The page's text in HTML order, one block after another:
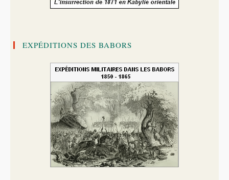
EXPÉDITIONS DES BABORS